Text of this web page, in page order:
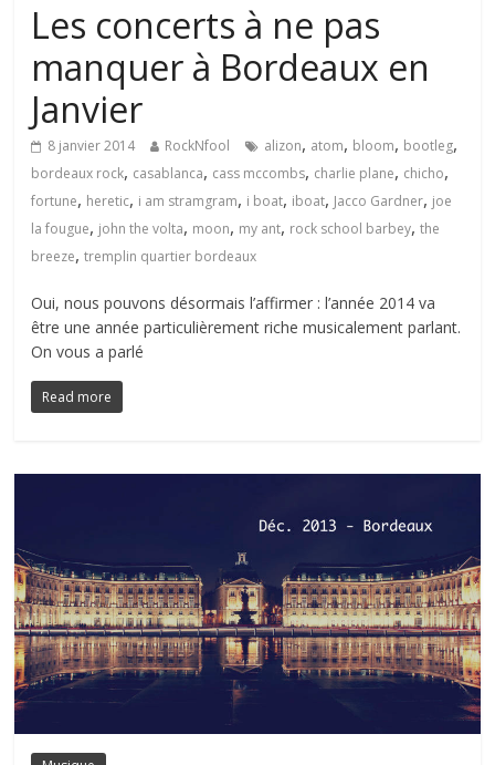
Les concerts à ne pas
manquer à Bordeaux en
Janvier
8 janvier 2014 RockNfool alizon, atom, bloom, bootleg,
bordeaux rock, casablanca, cass mccombs, charlie plane, chicho,
fortune, heretic, i am stramgram, i boat, iboat, Jacco Gardner, joe
la fougue, john the volta, moon, my ant, rock school barbey,the
breeze,tremplin quartier bordeaux
Oui, nous pouvons désormais l’affirmer : l’année 2014 va
être une année particulièrement riche musicalement parlant.
On vous a parlé
Read more